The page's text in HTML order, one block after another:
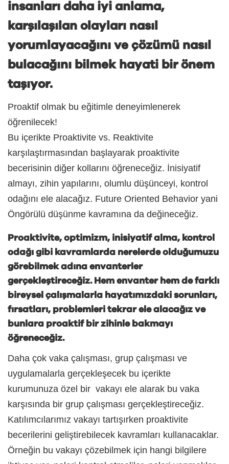
insanları daha iyi anlama,
karşılaşılan olayları nasıl
yorumlayacağını ve çözümü nasıl
bulacağını bilmek hayati bir önem
taşıyor.
Proaktif olmak bu eğitimle deneyimlenerek
öğrenilecek!
Bu içerikte Proaktivite vs. Reaktivite
karşılaştırmasından başlayarak proaktivite
becerisinin diğer kollarını öğreneceğiz. İnisiyatif
almayı, zihin yapılarını, olumlu düşünceyi, kontrol
odağını ele alacağız. Future Oriented Behavior yani
Öngörülü düşünme kavramına da değineceğiz.
Proaktivite, optimizm, inisiyatif alma, kontrol
odağı gibi kavramlarda nerelerde olduğumuzu
görebilmek adına envanterler
gerçekleştireceğiz. Hem envanter hem de farklı
bireysel çalışmalarla hayatımızdaki sorunları,
fırsatları, problemleri tekrar ele alacağız ve
bunlara proaktif bir zihinle bakmayı
öğreneceğiz.
Daha çok vaka çalışması, grup çalışması ve
uygulamalarla gerçekleşecek bu içerikte
kurumunuza özel bir vakayı ele alarak bu vaka
karşısında bir grup çalışması gerçekleştireceğiz.
Katılımcılarımız vakayı tartışırken proaktivite
becerilerini geliştirebilecek kavramları kullanacaklar.
Örneğin bu vakayı çözebilmek için hangi bilgilere